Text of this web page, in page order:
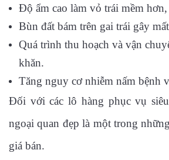
Độ ẩm cao làm vỏ trái mềm
Bùn đất bám trên gai trái gây
Quá trình thu hoạch và vận
khăn.
Tăng nguy cơ nhiễm nấm bệnh
Đối với các lô hàng phục vụ
ngoại quan đẹp là một trong
giá bán.